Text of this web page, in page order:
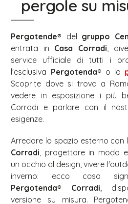
pergole su
Pergotende® del gruppo
entrata in Casa Corradi ,
service ufficiale di tutti i
l'esclusiva Pergotenda® o la
Scoprite dove si trova a
vedere in esposizione i più
Corradi e parlare con il
esigenze.
Arredare lo spazio esterno con
Corradi , progettare in modo
un occhio al design, vivere
inverno: ecco cosa
Pergotenda® Corradi ,
versione su misura.